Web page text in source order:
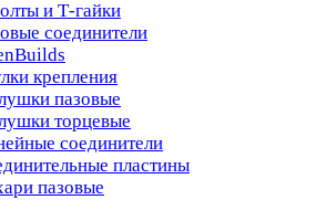
и Т-гайки
соединители
крепления
пазовые
торцевые
соединители
пластины
пазовые